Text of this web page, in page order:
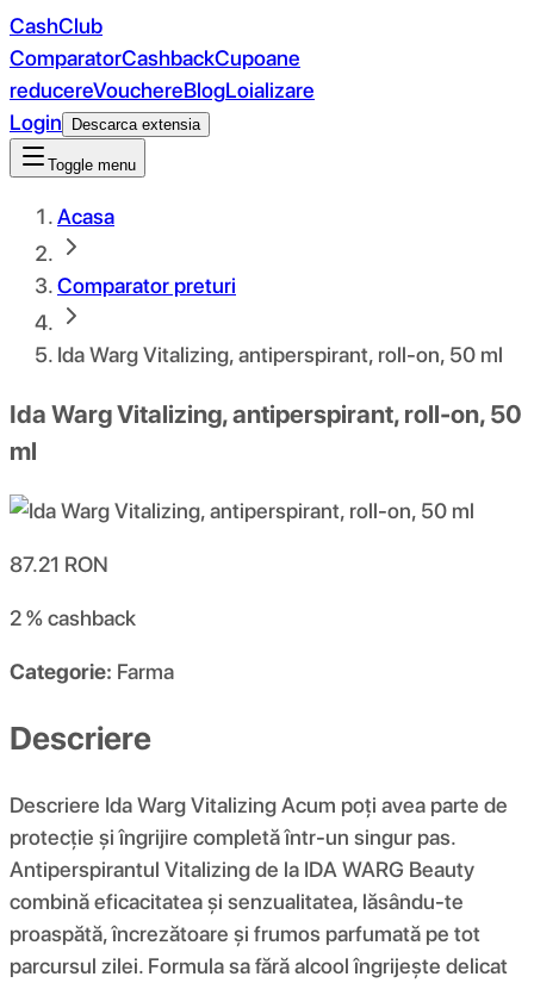
CashClub
ComparatorCashbackCupoane
reducereVouchereBlogLoializare
Login
Descarca extensia
Toggle menu
Acasa
Comparator preturi
Ida Warg Vitalizing, antiperspirant, roll-on, 50 ml
Ida Warg Vitalizing, antiperspirant, roll-on, 50
ml
87.21 RON
2 %cashback
Categorie: Farma
Descriere
Descriere Ida Warg Vitalizing Acum poți avea parte de
protecție și îngrijire completă într-un singur pas.
Antiperspirantul Vitalizing de la IDA WARG Beauty
combină eficacitatea și senzualitatea, lăsându-te
proaspătă, încrezătoare și frumos parfumată pe tot
parcursul zilei. Formula sa fără alcool îngrijește delicat